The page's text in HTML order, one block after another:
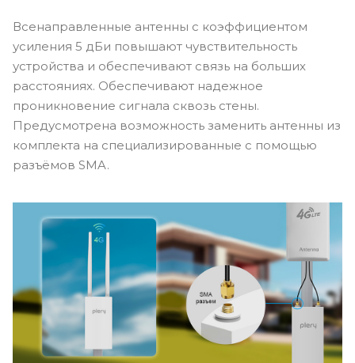
Всенаправленные антенны с коэффициентом
усиления 5 дБи повышают чувствительность
устройства и обеспечивают связь на больших
расстояниях. Обеспечивают надежное
проникновение сигнала сквозь стены.
Предусмотрена возможность заменить антенны из
комплекта на специализированные с помощью
разъёмов SMA.